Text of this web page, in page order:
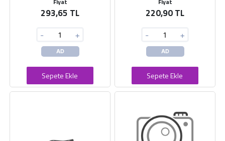
293,65 TL
- +
AD
Sepete Ekle
220,90 TL
- +
AD
Sepete Ekle